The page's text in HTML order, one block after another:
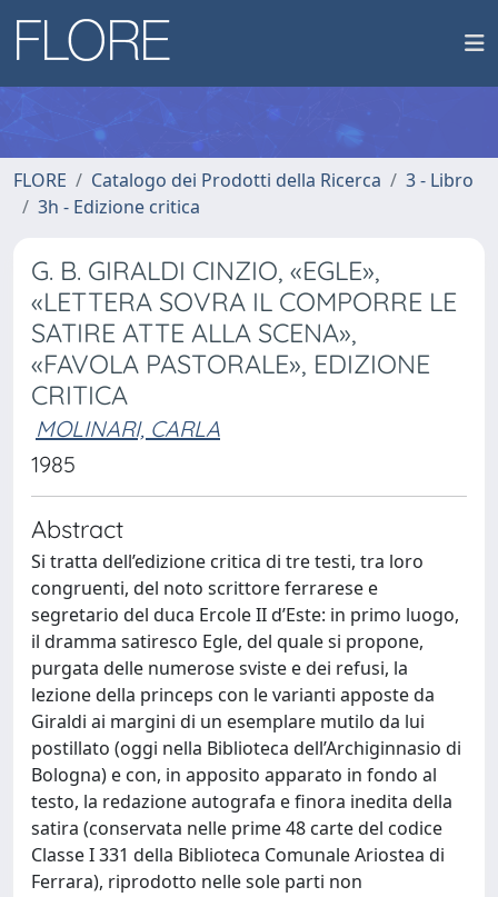
FLORE Catalogo dei Prodotti della Ricerca
3 - Libro
3h - Edizione critica
G. B. GIRALDI CINZIO, «EGLE»,
«LETTERA SOVRA IL COMPORRE LE
SATIRE ATTE ALLA SCENA»,
«FAVOLA PASTORALE», EDIZIONE
CRITICA
MOLINARI, CARLA
1985
Abstract
Si tratta dell’edizione critica di tre testi, tra loro
congruenti, del noto scrittore ferrarese e
segretario del duca Ercole II d’Este: in primo luogo,
il dramma satiresco Egle, del quale si propone,
purgata delle numerose sviste e dei refusi, la
lezione della princeps con le varianti apposte da
Giraldi ai margini di un esemplare mutilo da lui
postillato (oggi nella Biblioteca dell’Archiginnasio di
Bologna) e con, in apposito apparato in fondo al
testo, la redazione autografa e finora inedita della
satira (conservata nelle prime 48 carte del codice
Classe I 331 della Biblioteca Comunale Ariostea di
Ferrara), riprodotto nelle sole parti non